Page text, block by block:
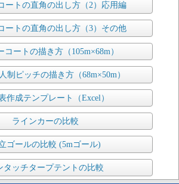
ートの直角の出し方（2）応用編
ートの直角の出し方（3）その他
コートの描き方（105m×68m）
制ピッチの描き方（68m×50m）
作成テンプレート（Excel）
ラインカーの比較
ゴールの比較 (5mゴール)
タッチタープテントの比較